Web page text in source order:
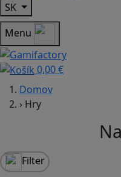
SK
Menu
0,00 €
Domov
› Hry
Filter